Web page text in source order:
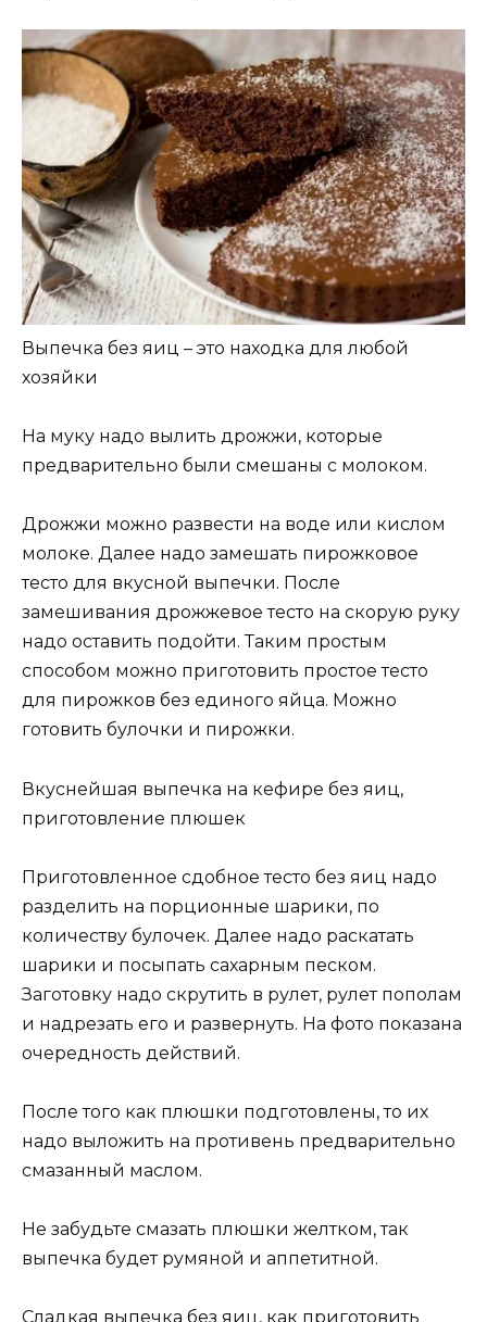
Выпечка без яиц – это находка для любой
хозяйки
На муку надо вылить дрожжи, которые
предварительно были смешаны с молоком.
Дрожжи можно развести на воде или кислом
молоке. Далее надо замешать пирожковое
тесто для вкусной выпечки. После
замешивания дрожжевое тесто на скорую руку
надо оставить подойти. Таким простым
способом можно приготовить простое тесто
для пирожков без единого яйца. Можно
готовить булочки и пирожки.
Вкуснейшая выпечка на кефире без яиц,
приготовление плюшек
Приготовленное сдобное тесто без яиц надо
разделить на порционные шарики, по
количеству булочек. Далее надо раскатать
шарики и посыпать сахарным песком.
Заготовку надо скрутить в рулет, рулет пополам
и надрезать его и развернуть. На фото показана
очередность действий.
После того как плюшки подготовлены, то их
надо выложить на противень предварительно
смазанный маслом.
Не забудьте смазать плюшки желтком, так
выпечка будет румяной и аппетитной.
Сладкая выпечка без яиц, как приготовить